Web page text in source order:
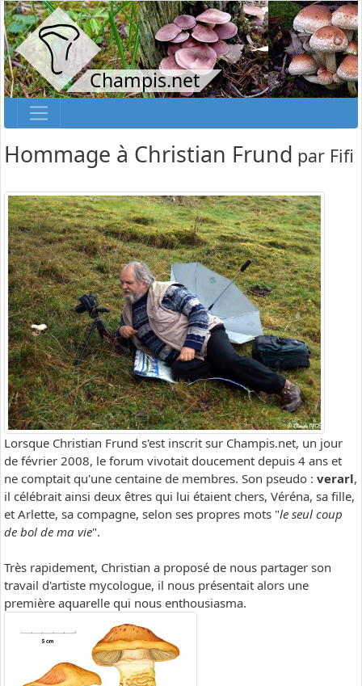
Champis.net
Hommage à Christian Frund par Fifi
Lorsque Christian Frund s'est inscrit sur Champis.net, un jour
de février 2008, le forum vivotait doucement depuis 4 ans et
ne comptait qu'une centaine de membres. Son pseudo : verarl,
il célébrait ainsi deux êtres qui lui étaient chers, Véréna, sa fille,
et Arlette, sa compagne, selon ses propres mots "le seul coup
de bol de ma vie".
Très rapidement, Christian a proposé de nous partager son
travail d'artiste mycologue, il nous présentait alors une
première aquarelle qui nous enthousiasma.